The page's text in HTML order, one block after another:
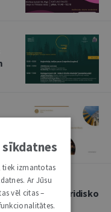
bezmaksas juridisko
pieteikties
izmantotas
Ar Jūsu
vēl citas –